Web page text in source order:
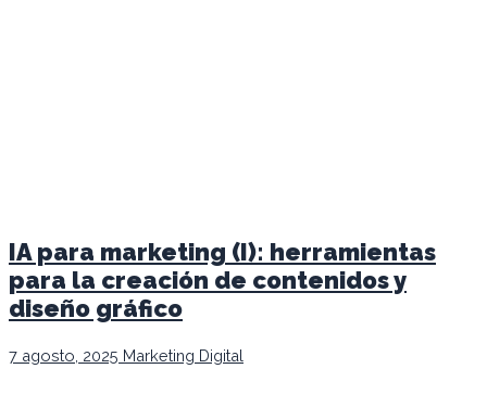
IA para marketing (I): herramientas
para la creación de contenidos y
diseño gráfico
7 agosto, 2025 Marketing Digital